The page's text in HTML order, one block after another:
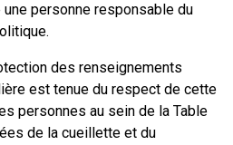
personne responsable du
des renseignements
est tenue du respect de cette
personnes au sein de la Table
de la cueillette et du